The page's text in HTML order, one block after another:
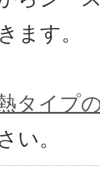
ます。
タイプ
い。